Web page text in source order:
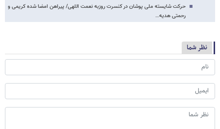
حرکت شایسته ملی پوشان در کنسرت روزبه نعمت اللهی/ پیراهن امضا شده کریمی و
رحمتی هدیه…
نظر شما